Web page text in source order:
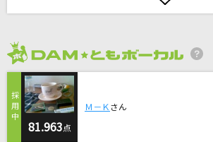
LOVE PHANTOM(ビデオクリップ
ずっと真夜中でいいのに。
雪の華
81.963点
Ｍ－Ｋ さん